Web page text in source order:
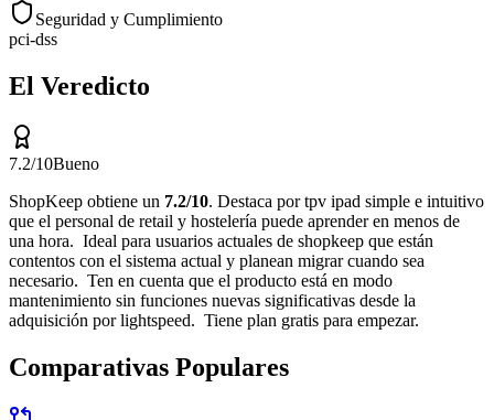
Seguridad y Cumplimiento
pci-dss
El Veredicto
7.2/10Bueno
ShopKeep obtiene un 7.2/10. Destaca portpv ipad simple e intuitivo
que el personal de retail y hostelería puede aprender en menos de
una hora. Ideal para usuarios actuales de shopkeep que están
contentos con el sistema actual y planean migrar cuando sea
necesario. Ten en cuenta que el producto está en modo
mantenimiento sin funciones nuevas significativas desde la
adquisición por lightspeed. Tiene plan gratis para empezar.
Comparativas Populares